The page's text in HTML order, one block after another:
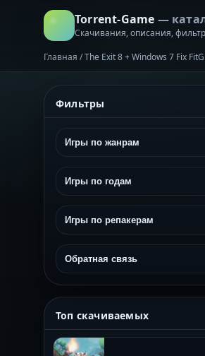
Torrent-Game —
Скачивания, описания,
Главная /The Exit 8 + Windows 7 Fix
Фильтры
Игры по жанрам
Игры по годам
Игры по репакерам
Обратная связь
Топ скачиваемых